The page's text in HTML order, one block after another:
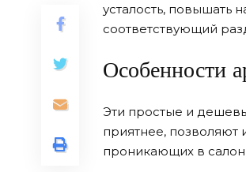
усталость, повышать
соответствующий
Особенности
Эти простые и
приятнее, позволяют
проникающих в